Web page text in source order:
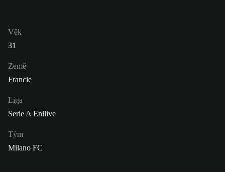
Věk
31
Země
Francie
Liga
Serie A Enilive
Tým
Milano FC